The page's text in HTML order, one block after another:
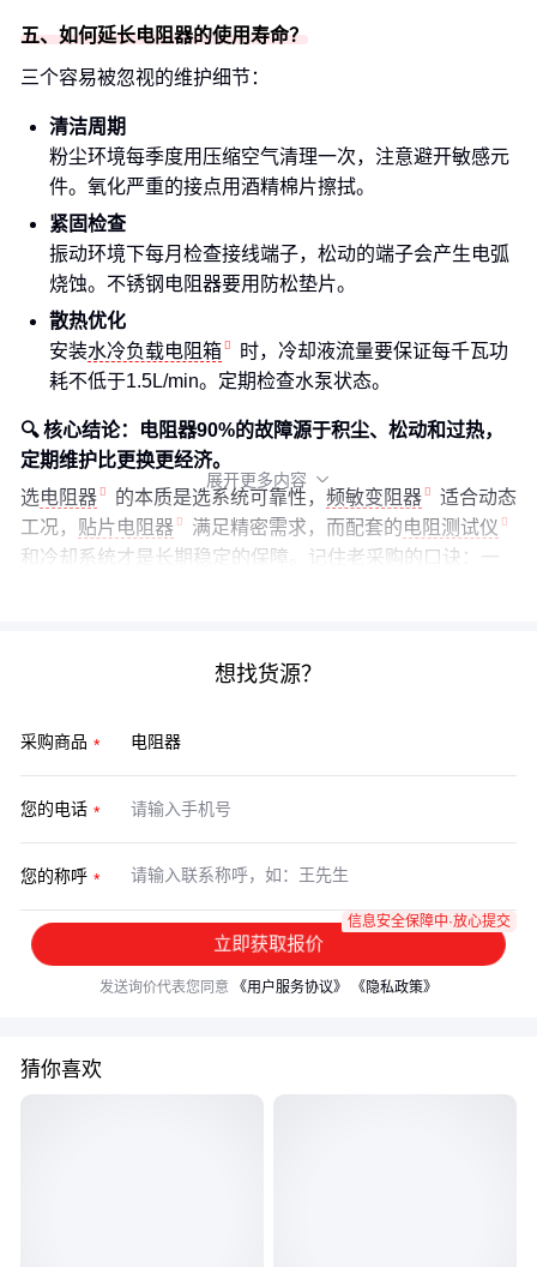
五、如何延长电阻器的使用寿命？
三个容易被忽视的维护细节：
清洁周期
粉尘环境每季度用压缩空气清理一次，注意避开敏感元
件。氧化严重的接点用酒精棉片擦拭。
紧固检查
振动环境下每月检查接线端子，松动的端子会产生电弧
烧蚀。不锈钢电阻器要用防松垫片。
散热优化
安装水冷负载电阻箱
时，冷却液流量要保证每千瓦功
耗不低于1.5L/min。定期检查水泵状态。
🔍 核心结论：电阻器90%的故障源于积尘、松动和过热，
定期维护比更换更经济。
选电阻器 的本质是选系统可靠性， 频敏变阻器
适合动态
工况， 贴片电阻器 满足精密需求，而配套的电阻测试仪
和冷却系统才是长期稳定的保障。记住老采购的口诀：一
展开更多内容 
想找货源？
采购商品
您的电话
您的称呼
立即获取报价
信息安全保障中·放心提交
发送询价代表您同意 《用户服务协议》 《隐私政策》
猜你喜欢